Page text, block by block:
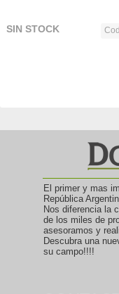
SIN STOCK
El primer y mas
República
Nos diferencia la
de los miles de
asesoramos y
Descubra una
su campo!!!!